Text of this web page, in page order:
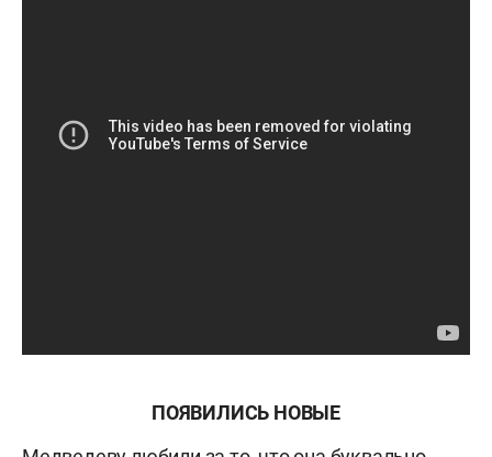
ПОЯВИЛИСЬ НОВЫЕ